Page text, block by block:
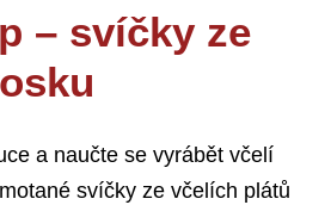
– svíčky ze
a naučte se vyrábět včelí
svíčky ze včelích plátů